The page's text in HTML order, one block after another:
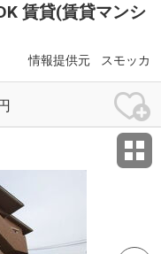
賃貸(賃貸マンシ
情報提供元 スモッカ